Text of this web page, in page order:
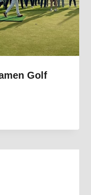
Golf